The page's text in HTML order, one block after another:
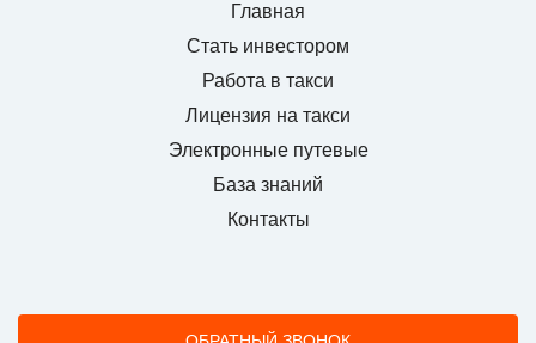
Главная
Стать инвестором
Работа в такси
Лицензия на такси
Электронные путевые
База знаний
Контакты